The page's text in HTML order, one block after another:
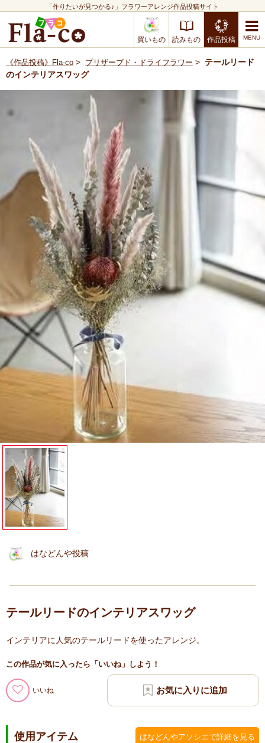
「作りたいが見つかる♪」フラワーアレンジ作品投稿サイト
買いもの 読みもの 作品投稿
《作品投稿》Fla-co > プリザーブド・ドライフラワー > テールリード
のインテリアスワッグ
はなどんや投稿
テールリードのインテリアスワッグ
インテリアに人気のテールリードを使ったアレンジ。
この作品が気に入ったら「いいね」しよう！
いいね
使用アイテム はなどんやアソシエで詳細を見る